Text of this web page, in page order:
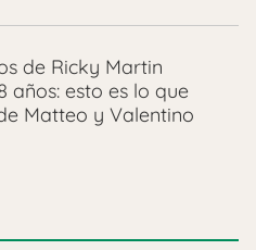
de Ricky Martin
años: esto es lo que
Matteo y Valentino